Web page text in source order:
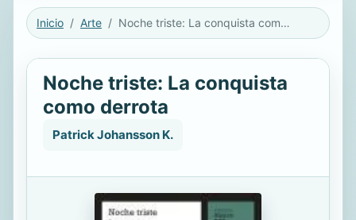
Inicio Arte Noche triste: La conquista como derrota
Noche triste: La conquista
como derrota
Patrick Johansson K.